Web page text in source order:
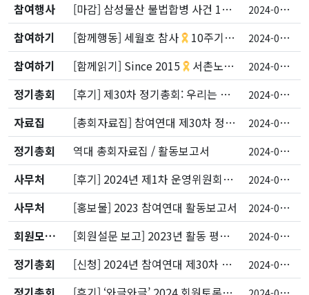
참여행사
[마감] 삼성물산 불법합병 사건 1심 판결문 함께 읽기 온라인 설명회 “이재용은 어떻게 무죄를 받았을까?” 2
024-03-25
참여하기
[함께행동] 세월호 참사 10주기 캠페인 “우리가 노란리본이 될게요” 2
024-03-11
참여하기
[함께읽기] Since 2015 서촌노란리본공작소 이야기 2
024-03-11
정기총회
[후기] 제30차 정기총회: 우리는 희망을 만들지! 2
024-02-29
자료집
[총회자료집] 참여연대 제30차 정기총회 2
024-02-24
정기총회
역대 총회자료집 / 활동보고서 2
024-02-24
사무처
[후기] 2024년 제1차 운영위원회가 열렸습니다. 2
024-02-22
사무처
[홍보물] 2023 참여연대 활동보고서 2
024-02-21
회원모니터단
[회원설문 보고] 2023년 활동 평가와 2024년 주력해야 할 활동에 대해 물었습니다. 2
024-02-20
정기총회
[신청] 2024년 참여연대 제30차 정기총회 2
024-02-07